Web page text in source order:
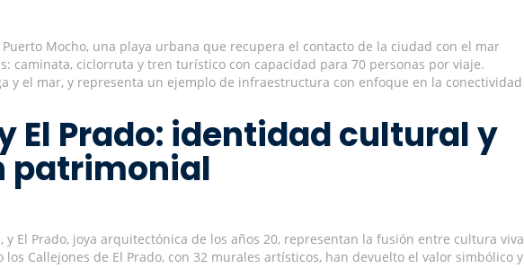
Mocho, una playa urbana que recupera el contacto de la ciudad con el mar
caminata, ciclorruta y tren turístico con capacidad para 70 personas por viaje.
y el mar, y representa un ejemplo de infraestructura con enfoque en la conectividad
El Prado: identidad cultural y
patrimonial
y El Prado, joya arquitectónica de los años 20, representan la fusión entre cultura viva
Callejones de El Prado, con 32 murales artísticos, han devuelto el valor simbólico y